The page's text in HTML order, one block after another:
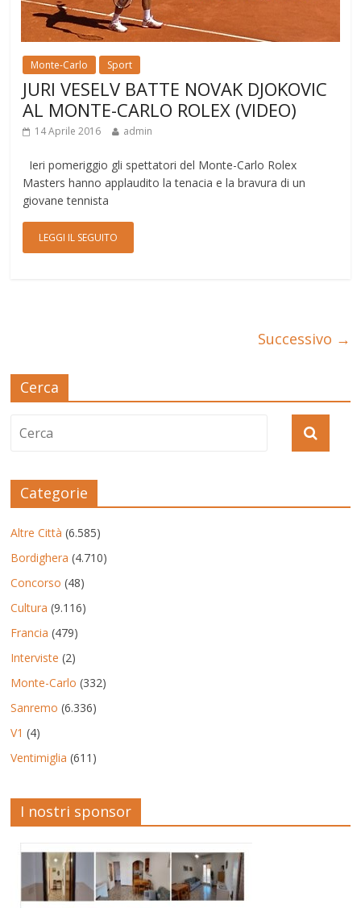
Monte-Carlo Sport
JURI VESELV BATTE NOVAK DJOKOVIC
AL MONTE-CARLO ROLEX (VIDEO)
14 Aprile 2016 admin
Ieri pomeriggio gli spettatori del Monte-Carlo Rolex
Masters hanno applaudito la tenacia e la bravura di un
giovane tennista
LEGGI IL SEGUITO
Successivo →
Cerca
Categorie
Altre Città (6.585)
Bordighera (4.710)
Concorso (48)
Cultura (9.116)
Francia (479)
Interviste (2)
Monte-Carlo (332)
Sanremo (6.336)
V1 (4)
Ventimiglia (611)
I nostri sponsor